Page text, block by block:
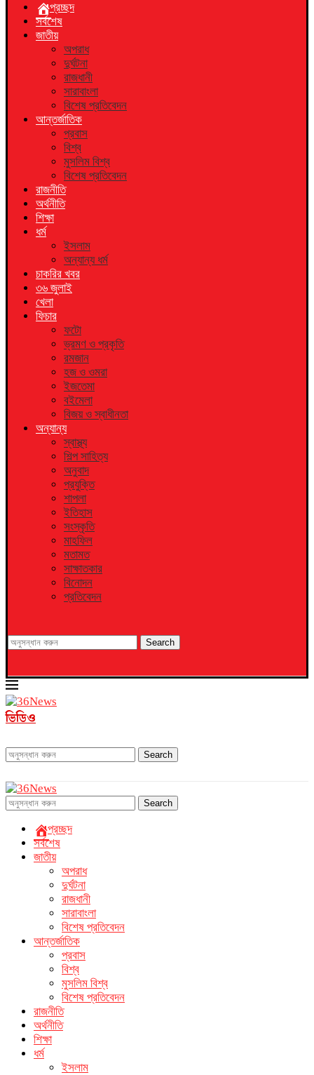
প্রচ্ছদ
সর্বশেষ
জাতীয়
অপরাধ
দুর্ঘটনা
রাজধানী
সারাবাংলা
বিশেষ প্রতিবেদন
আন্তর্জাতিক
প্রবাস
বিশ্ব
মুসলিম বিশ্ব
বিশেষ প্রতিবেদন
রাজনীতি
অর্থনীতি
শিক্ষা
ধর্ম
ইসলাম
অন্যান্য ধর্ম
চাকরির খবর
৩৬ জুলাই
খেলা
ফিচার
ফটো
ভ্রমণ ও প্রকৃতি
রমজান
হজ ও ওমরা
ইজতেমা
বইমেলা
বিজয় ও স্বাধীনতা
অন্যান্য
স্বাস্থ্য
শিল্প সাহিত্য
অনুবাদ
প্রযুক্তি
শাপলা
ইতিহাস
সংস্কৃতি
মাহফিল
মতামত
সাক্ষাতকার
বিনোদন
প্রতিবেদন
Search
ভিডিও
Search
Search
প্রচ্ছদ
সর্বশেষ
জাতীয়
অপরাধ
দুর্ঘটনা
রাজধানী
সারাবাংলা
বিশেষ প্রতিবেদন
আন্তর্জাতিক
প্রবাস
বিশ্ব
মুসলিম বিশ্ব
বিশেষ প্রতিবেদন
রাজনীতি
অর্থনীতি
শিক্ষা
ধর্ম
ইসলাম